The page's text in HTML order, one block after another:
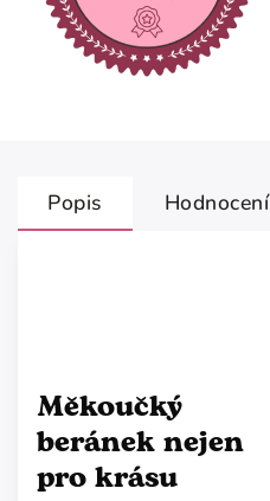
Popis Hodnocení
Měkoučký
beránek nejen
pro krásu